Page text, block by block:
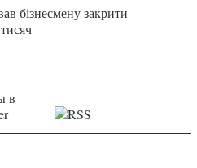
бізнесмену закрити